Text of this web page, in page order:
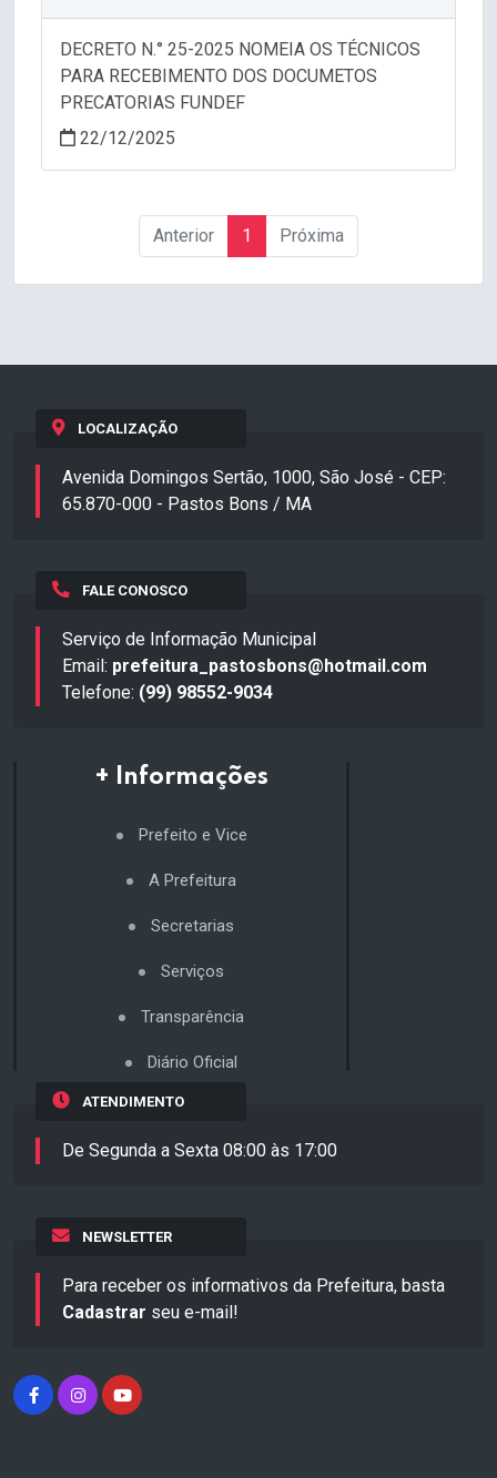
DECRETO N.° 25-2025 NOMEIA OS TÉCNICOS
PARA RECEBIMENTO DOS DOCUMETOS
PRECATORIAS FUNDEF
22/12/2025
Anterior 1 Próxima
LOCALIZAÇÃO
Avenida Domingos Sertão, 1000, São José - CEP:
65.870-000 - Pastos Bons / MA
FALE CONOSCO
Serviço de Informação Municipal
Email: prefeitura_pastosbons@hotmail.com
Telefone: (99) 98552-9034
+ Informações
Prefeito e Vice
A Prefeitura
Secretarias
Serviços
Transparência
Diário Oficial
ATENDIMENTO
De Segunda a Sexta 08:00 às 17:00
NEWSLETTER
Para receber os informativos da Prefeitura, basta
Cadastrar seu e-mail!